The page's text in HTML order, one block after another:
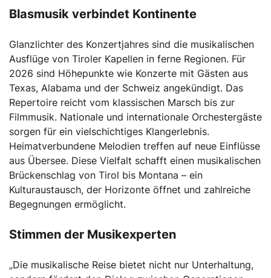
Blasmusik verbindet Kontinente
Glanzlichter des Konzertjahres sind die musikalischen
Ausflüge von Tiroler Kapellen in ferne Regionen. Für
2026 sind Höhepunkte wie Konzerte mit Gästen aus
Texas, Alabama und der Schweiz angekündigt. Das
Repertoire reicht vom klassischen Marsch bis zur
Filmmusik. Nationale und internationale Orchestergäste
sorgen für ein vielschichtiges Klangerlebnis.
Heimatverbundene Melodien treffen auf neue Einflüsse
aus Übersee. Diese Vielfalt schafft einen musikalischen
Brückenschlag von Tirol bis Montana – ein
Kulturaustausch, der Horizonte öffnet und zahlreiche
Begegnungen ermöglicht.
Stimmen der Musikexperten
„Die musikalische Reise bietet nicht nur Unterhaltung,